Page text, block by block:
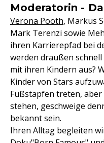
Moderatorin -
Verona Pooth, Markus
Mark Terenzi sowie
ihren Karrierepfad bei
werden draußen
mit ihren Kindern aus?
Kinder von Stars
Fußstapfen treten,
stehen, geschweige
bekannt sein.
Ihren Alltag begleiten